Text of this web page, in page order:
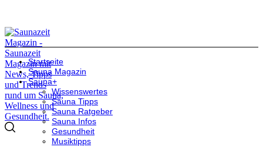
Startseite
Sauna Magazin
Sauna+
Wissenswertes
Sauna Tipps
Sauna Ratgeber
Sauna Infos
Gesundheit
Musiktipps